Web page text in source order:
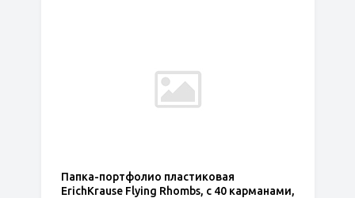
Папка-портфолио пластиковая
ErichKrause Flying Rhombs, c 40 карманами,